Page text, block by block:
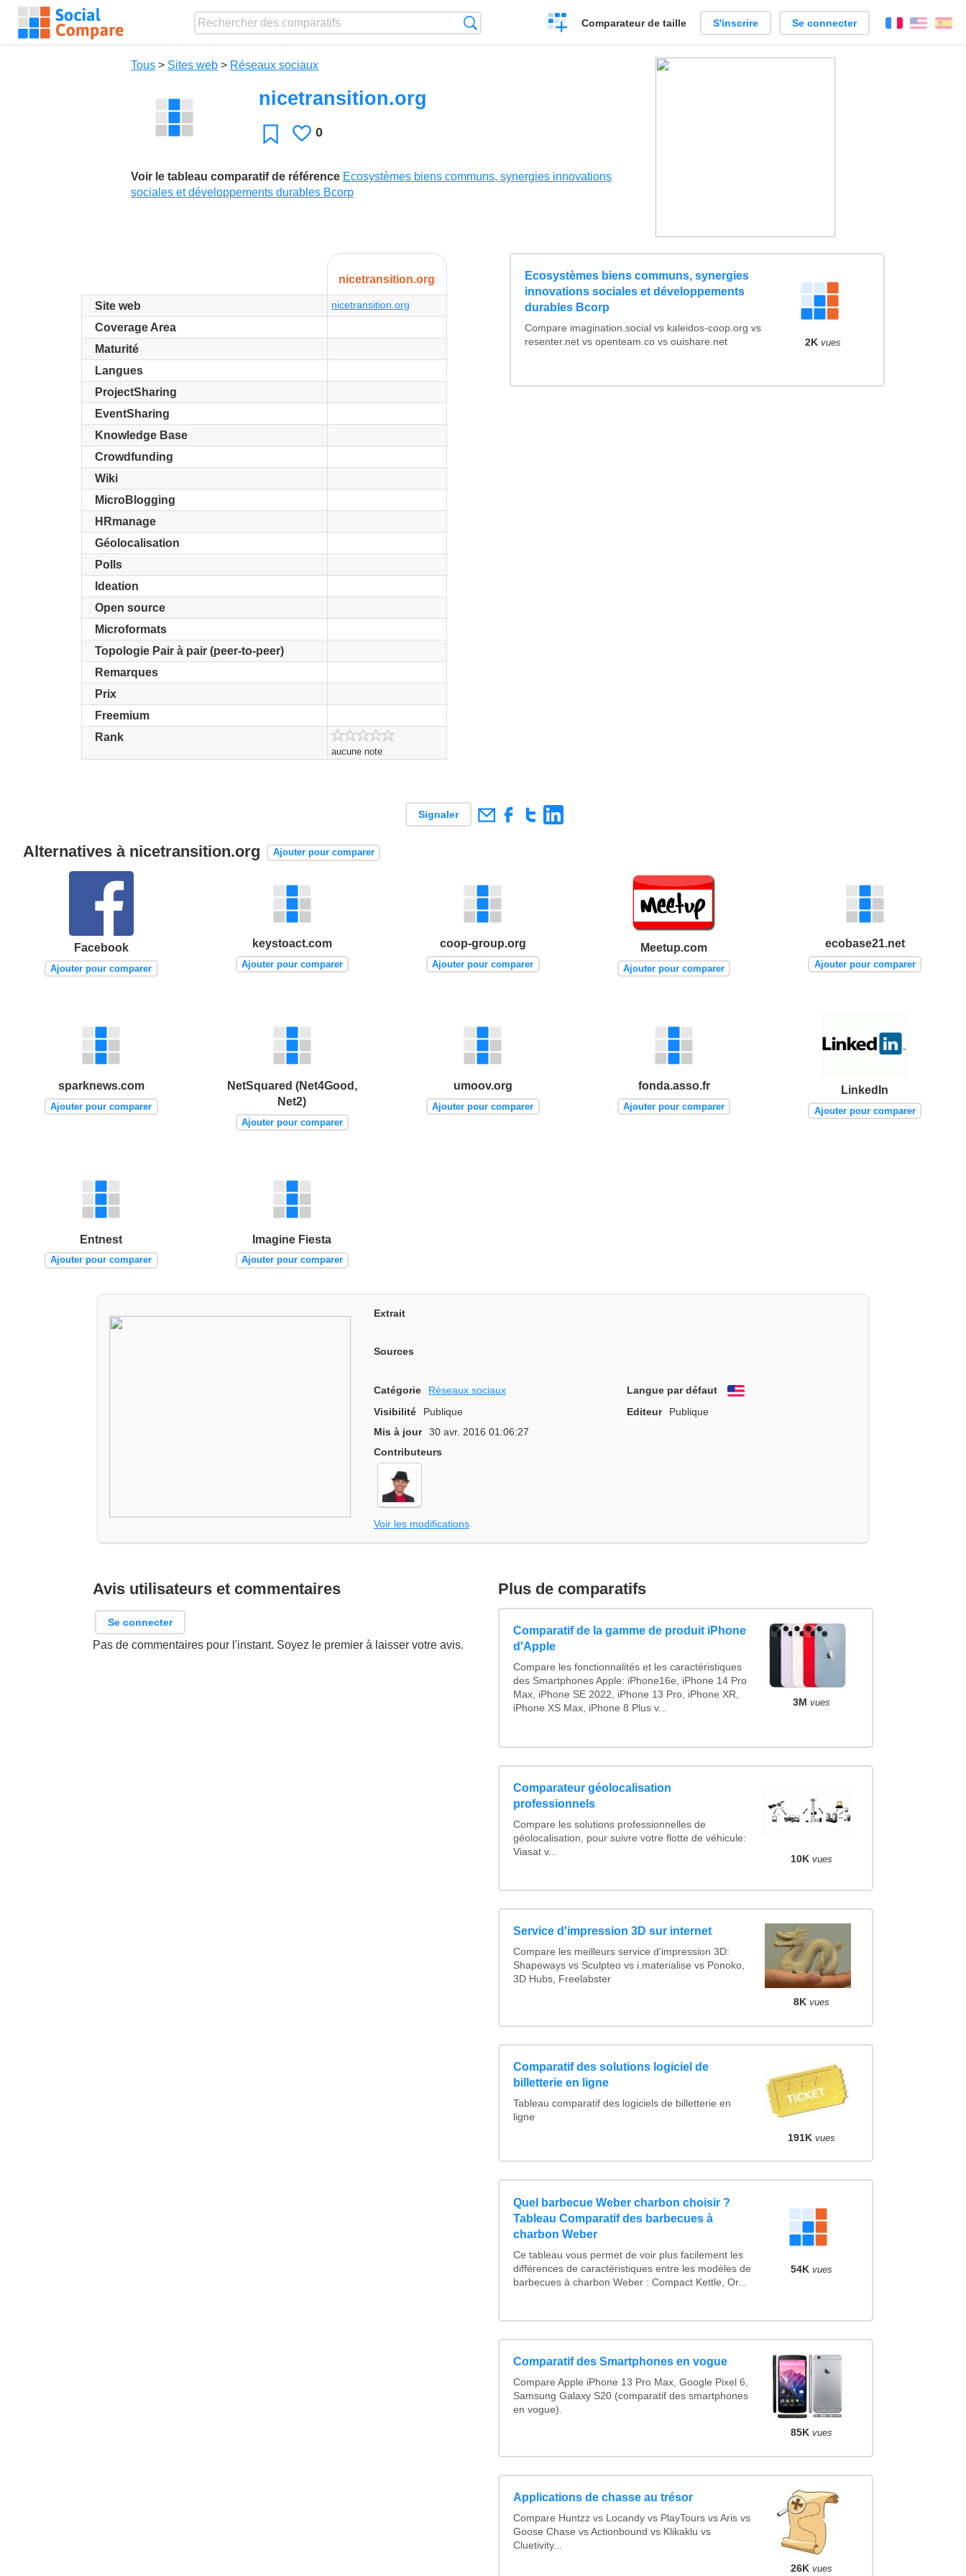
Créer
un
Comparateur de taille S'inscrire Se connecter FrançaisEnglish
Tous > Sites web > Réseaux sociaux
nicetransition.org
Favori J'aime
0
Voir le tableau comparatif de référence Ecosystèmes biens communs, synergies innovations
sociales et développements durables Bcorp
nicetransition.org
Site web nicetransition.org
Coverage Area
Maturité
Langues
ProjectSharing
EventSharing
Knowledge Base
Crowdfunding
Wiki
MicroBlogging
HRmanage
Géolocalisation
Polls
Ideation
Open source
Microformats
Topologie Pair à pair (peer-to-peer)
Remarques
Prix
Freemium
Rank
aucune note
Ecosystèmes biens communs, synergies
innovations sociales et développements
durables Bcorp
Compare imagination.social vs kaleidos-coop.org vs
resenter.net vs openteam.co vs ouishare.net
2K vues
Signaler
Alternatives à nicetransition.org Ajouter pour comparer
Facebook
Ajouter pour comparer
keystoact.com
Ajouter pour comparer
coop-group.org
Ajouter pour comparer
Meetup.com
Ajouter pour comparer
ecobase21.net
Ajouter pour comparer
sparknews.com
Ajouter pour comparer
NetSquared (Net4Good,
Net2)
Ajouter pour comparer
umoov.org
Ajouter pour comparer
fonda.asso.fr
Ajouter pour comparer
LinkedIn
Ajouter pour comparer
Entnest
Ajouter pour comparer
Imagine Fiesta
Ajouter pour comparer
Extrait
Sources
Catégorie Réseaux sociaux Langue par défaut
English
Visibilité
Publique Editeur
Publique
Mis à jour
30 avr. 2016 01:06:27
Contributeurs
Voir les modifications
Avis utilisateurs et commentaires
Se connecter
Pas de commentaires pour l'instant. Soyez le premier à laisser votre avis.
Plus de comparatifs
Comparatif de la gamme de produit iPhone
d'Apple
Compare les fonctionnalités et les caractéristiques
des Smartphones Apple: iPhone16e, iPhone 14 Pro
Max, iPhone SE 2022, iPhone 13 Pro, iPhone XR,
iPhone XS Max, iPhone 8 Plus v...
3M vues
Comparateur géolocalisation
professionnels
Compare les solutions professionnelles de
géolocalisation, pour suivre votre flotte de véhicule:
Viasat v...
10K vues
Service d'impression 3D sur internet
Compare les meilleurs service d'impression 3D:
Shapeways vs Sculpteo vs i.materialise vs Ponoko,
3D Hubs, Freelabster
8K vues
Comparatif des solutions logiciel de
billetterie en ligne
Tableau comparatif des logiciels de billetterie en
ligne
191K vues
Quel barbecue Weber charbon choisir ?
Tableau Comparatif des barbecues à
charbon Weber
Ce tableau vous permet de voir plus facilement les
différences de caractéristiques entre les modèles de
barbecues à charbon Weber : Compact Kettle, Or...
54K vues
Comparatif des Smartphones en vogue
Compare Apple iPhone 13 Pro Max, Google Pixel 6,
Samsung Galaxy S20 (comparatif des smartphones
en vogue).
85K vues
Applications de chasse au trésor
Compare Huntzz vs Locandy vs PlayTours vs Aris vs
Goose Chase vs Actionbound vs Klikaklu vs
Cluetivity...
26K vues